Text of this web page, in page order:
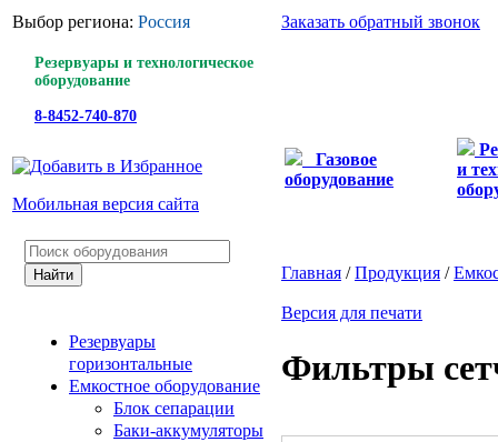
Выбор региона: Россия
Резервуары и технологическое
оборудование
8-8452-740-870
Мобильная версия сайта
Заказать обратный звонок
Газовое
оборудование
и
Резервуары
горизонтальные
Емкостное оборудование
Блок сепарации
Баки-аккумуляторы
Главная /Продукция /
Версия для печати
Фильтры